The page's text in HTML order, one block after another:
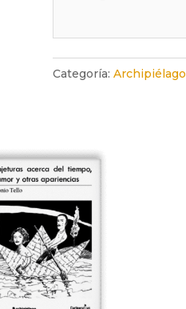
Categoría:Archipiélago